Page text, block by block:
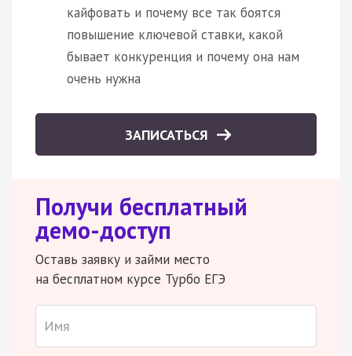
кайфовать и почему все так боятся
повышение ключевой ставки, какой
бывает конкуренция и почему она нам
очень нужна
ЗАПИСАТЬСЯ
Получи бесплатный
демо-доступ
Оставь заявку и займи место
на бесплатном курсе Турбо ЕГЭ